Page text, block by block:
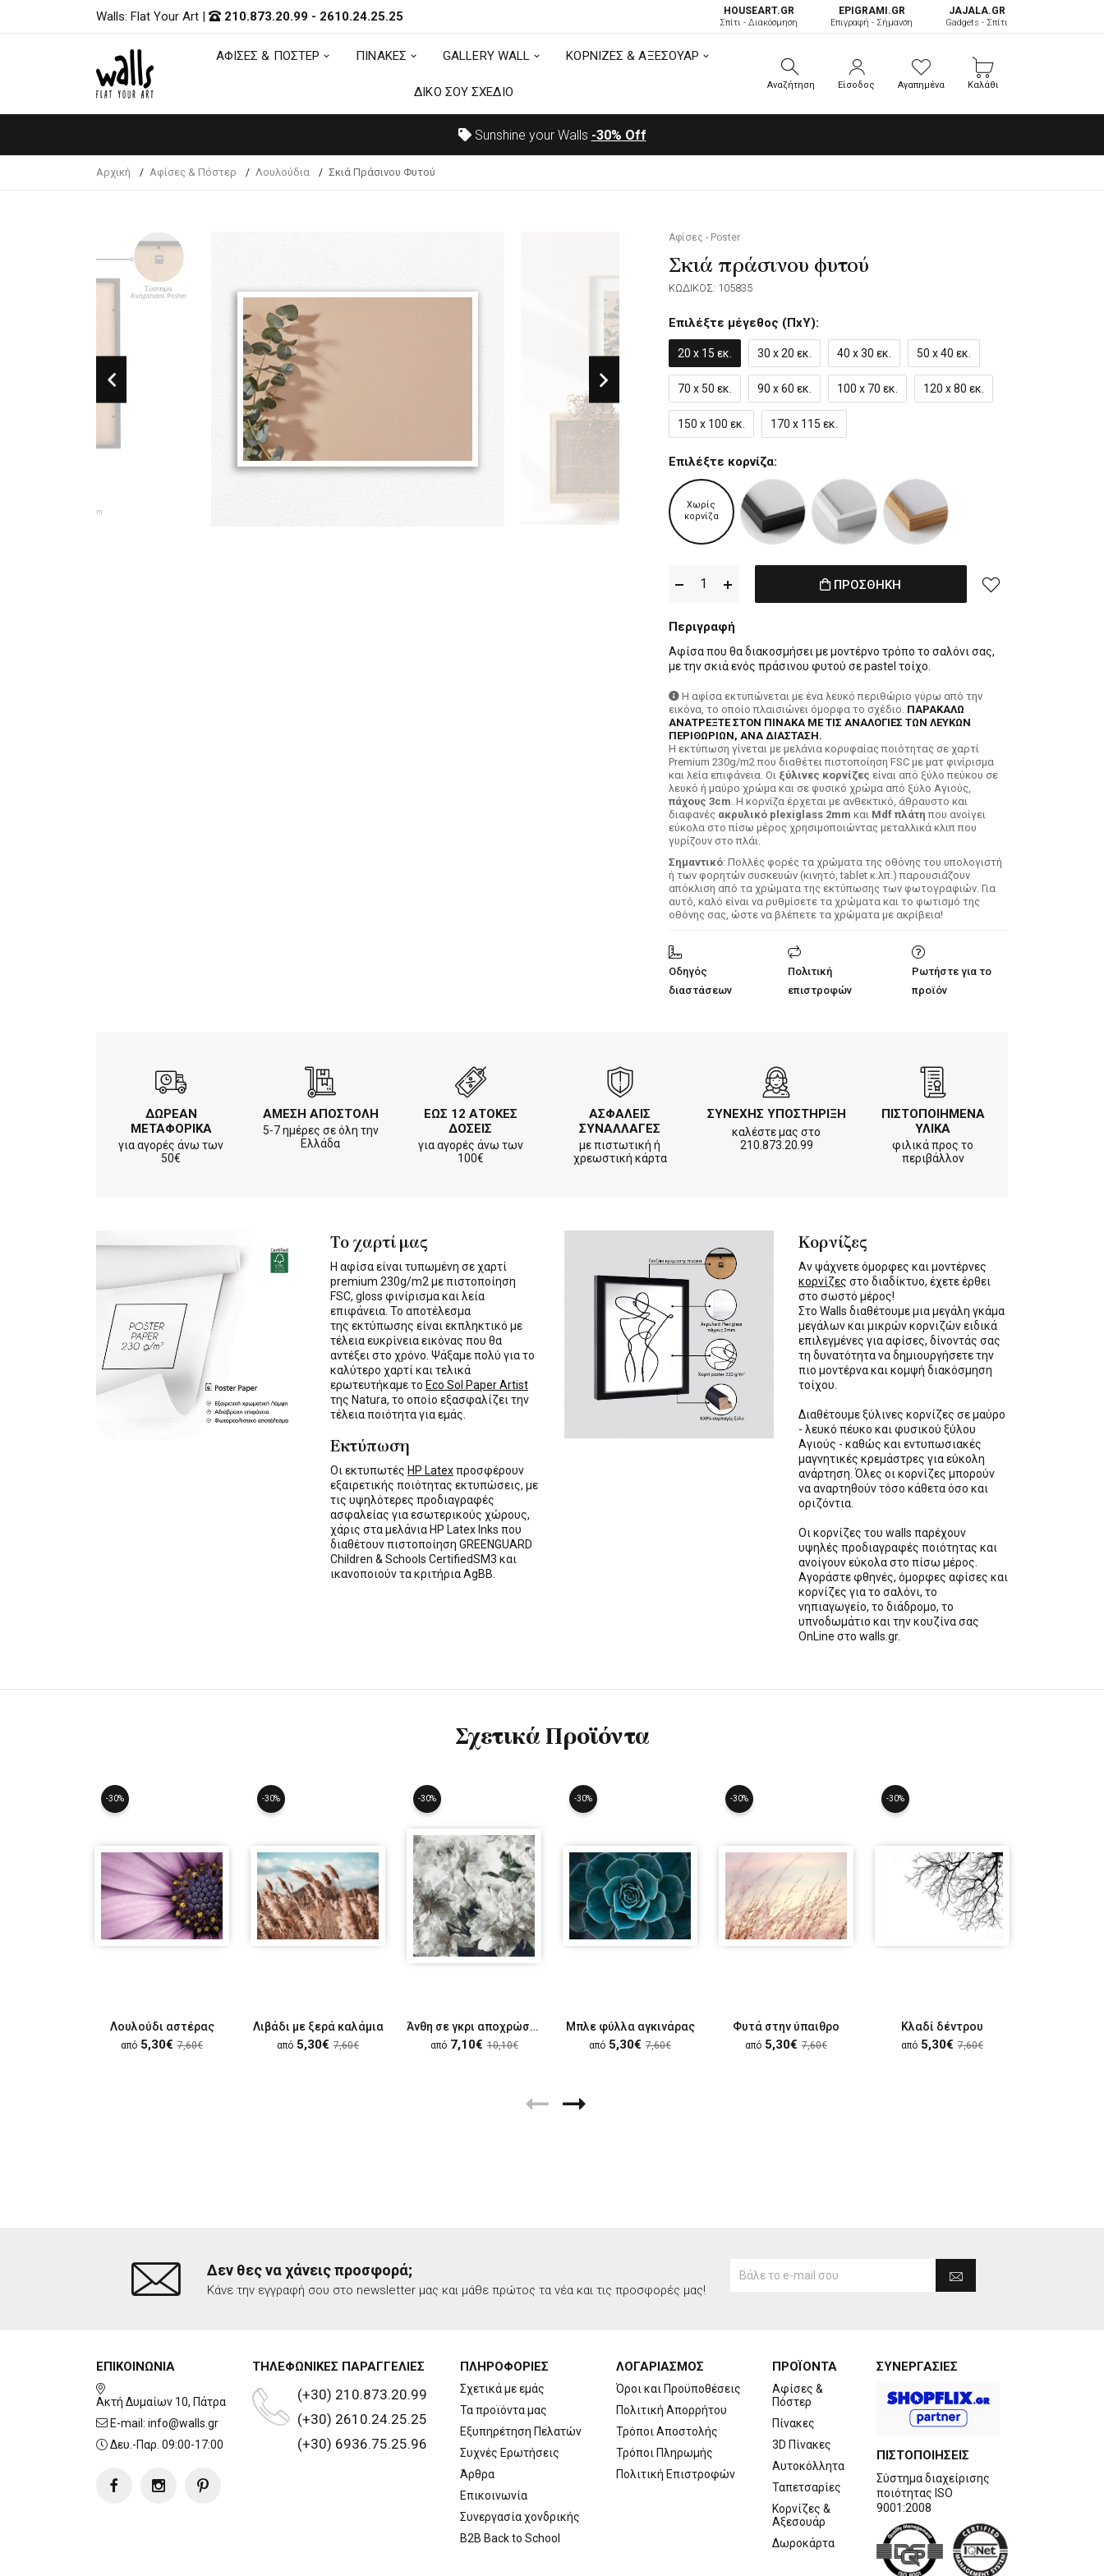
ΑΦΙΣΕΣ & ΠΟΣΤΕΡ ΠΙΝΑΚΕΣ
ΔΙΚΟ ΣΟΥ ΣΧΕΔΙΟ
Walls: Flat Your Art | 210.873.20.99 - 2610.24.25.25 HOUSEART.GR
Σπίτι - Διακόσμηση
ΕPIGRAMI.GR
Επιγραφή - Σήμανση
JAJALA.GR
Gadgets - Σπίτι
ΑΦΙΣΕΣ & ΠΟΣΤΕΡ ΠΙΝΑΚΕΣ GALLERY WALL ΚΟΡΝΙΖΕΣ & ΑΞΕΣΟΥΑΡ
ΔΙΚΟ ΣΟΥ ΣΧΕΔΙΟ Αναζήτηση Είσοδος Αγαπημένα Καλάθι
Sunshine your Walls -30% Off
Αρχική Αφίσες & Πόστερ Λουλούδια Σκιά Πράσινου Φυτού
Αφίσες - Poster
Σκιά πράσινου φυτού
ΚΩΔΙΚΟΣ: 105835
Επιλέξτε μέγεθος (ΠxΥ):
20 x 15 εκ. 30 x 20 εκ. 40 x 30 εκ. 50 x 40 εκ.
70 x 50 εκ. 90 x 60 εκ. 100 x 70 εκ. 120 x 80 εκ.
150 x 100 εκ. 170 x 115 εκ.
Επιλέξτε κορνίζα:
Χωρίς
κορνίζα
ΠΡΟΣΘΗΚΗ
Περιγραφή
Αφίσα που θα διακοσμήσει με μοντέρνο τρόπο το σαλόνι σας,
με την σκιά ενός πράσινου φυτού σε pastel τοίχο.
Η αφίσα εκτυπώνεται με ένα λευκό περιθώριο γύρω από την
εικόνα, το οποίο πλαισιώνει όμορφα το σχέδιο. ΠΑΡΑΚΑΛΩ
ΑΝΑΤΡΕΞΤΕ ΣΤΟΝ ΠΙΝΑΚΑ ΜΕ ΤΙΣ ΑΝΑΛΟΓΙΕΣ ΤΩΝ ΛΕΥΚΩΝ
ΠΕΡΙΘΩΡΙΩΝ, ΑΝΑ ΔΙΑΣΤΑΣΗ.
H εκτύπωση γίνεται με μελάνια κορυφαίας ποιότητας σε χαρτί
Premium 230g/m2 που διαθέτει πιστοποίηση FSC με ματ φινίρισμα
και λεία επιφάνεια. Οι ξύλινες κορνίζες είναι από ξύλο πεύκου σε
λευκό ή μαύρο χρώμα και σε φυσικό χρώμα από ξύλο Αγιούς,
πάχους 3cm. Η κορνίζα έρχεται με ανθεκτικό, άθραυστο και
διαφανές ακρυλικό plexiglass 2mm και Mdf πλάτη που ανοίγει
εύκολα στο πίσω μέρος χρησιμοποιώντας μεταλλικά κλιπ που
γυρίζουν στο πλάι.
Σημαντικό: Πολλές φορές τα χρώματα της οθόνης του υπολογιστή
ή των φορητών συσκευών (κινητό, tablet κ.λπ.) παρουσιάζουν
απόκλιση από τα χρώματα της εκτύπωσης των φωτογραφιών. Για
αυτό, καλό είναι να ρυθμίσετε τα χρώματα και το φωτισμό της
οθόνης σας, ώστε να βλέπετε τα χρώματα με ακρίβεια!
Οδηγός
διαστάσεων
Πολιτική
επιστροφών
Ρωτήστε για το
προϊόν
ΔΩΡΕΑΝ
ΜΕΤΑΦΟΡΙΚΑ
για αγορές άνω των
50€
ΑΜΕΣΗ ΑΠΟΣΤΟΛΗ
5-7 ημέρες σε όλη την
Ελλάδα
ΕΩΣ 12 ΑΤΟΚΕΣ
ΔΟΣΕΙΣ
για αγορές άνω των
100€
ΑΣΦΑΛΕΙΣ
ΣΥΝΑΛΛΑΓΕΣ
με πιστωτική ή
χρεωστική κάρτα
ΣΥΝΕΧΗΣ ΥΠΟΣΤΗΡΙΞΗ
καλέστε μας στο
210.873.20.99
ΠΙΣΤΟΠΟΙΗΜΕΝΑ
ΥΛΙΚΑ
φιλικά προς το
περιβάλλον
Το χαρτί μας
Η αφίσα είναι τυπωμένη σε χαρτί
premium 230g/m2 με πιστοποίηση
FSC, gloss φινίρισμα και λεία
επιφάνεια. Το αποτέλεσμα
της εκτύπωσης είναι εκπληκτικό με
τέλεια ευκρίνεια εικόνας που θα
αντέξει στο χρόνο. Ψάξαμε πολύ για το
καλύτερο χαρτί και τελικά
ερωτευτήκαμε το Eco Sol Paper Artist
της Natura, το οποίο εξασφαλίζει την
τέλεια ποιότητα για εμάς.
Εκτύπωση
Οι εκτυπωτές HP Latexπροσφέρουν
εξαιρετικής ποιότητας εκτυπώσεις, με
τις υψηλότερες προδιαγραφές
ασφαλείας για εσωτερικούς χώρους,
χάρις στα μελάνια HP Latex Inks που
διαθέτουν πιστοποίηση GREENGUARD
Children & Schools CertifiedSM3 και
ικανοποιούν τα κριτήρια AgBB.
Κορνίζες
Αν ψάχνετε όμορφες και μοντέρνες
κορνίζες στο διαδίκτυο, έχετε έρθει
στο σωστό μέρος!
Στο Walls διαθέτουμε μια μεγάλη γκάμα
μεγάλων και μικρών κορνιζών ειδικά
επιλεγμένες για αφίσες, δίνοντάς σας
τη δυνατότητα να δημιουργήσετε την
πιο μοντέρνα και κομψή διακόσμηση
τοίχου.
Διαθέτουμε ξύλινες κορνίζες σε μαύρο
- λευκό πέυκο και φυσικού ξύλου
Αγιούς - καθώς και εντυπωσιακές
μαγνητικές κρεμάστρες για εύκολη
ανάρτηση. Όλες οι κορνίζες μπορούν
να αναρτηθούν τόσο κάθετα όσο και
οριζόντια.
Οι κορνίζες του walls παρέχουν
υψηλές προδιαγραφές ποιότητας και
ανοίγουν εύκολα στο πίσω μέρος.
Αγοράστε φθηνές, όμορφες αφίσες και
κορνίζες για το σαλόνι, το
νηπιαγωγείο, το διάδρομο, το
υπνοδωμάτιο και την κουζίνα σας
OnLine στο walls.gr.
Σχετικά Προϊόντα
-30%
Λουλούδι αστέρας
από 5,30€ 7,60€
-30%
Λιβάδι με ξερά καλάμια
από 5,30€ 7,60€
-30%
Άνθη σε γκρι αποχρώσεις
από 7,10€ 10,10€
-30%
Μπλε φύλλα αγκινάρας
από 5,30€ 7,60€
-30%
Φυτά στην ύπαιθρο
από 5,30€ 7,60€
-30%
Κλαδί δέντρου
από 5,30€ 7,60€
Δεν θες να χάνεις προσφορά;
Κάνε την εγγραφή σου στο newsletter μας και μάθε πρώτος τα νέα και τις προσφορές μας!
ΕΠΙΚΟΙΝΩΝΙΑ
Ακτή Δυμαίων 10, Πάτρα
E-mail: info@walls.gr
Δευ.-Παρ. 09:00-17:00
ΤΗΛΕΦΩΝΙΚΕΣ ΠΑΡΑΓΓΕΛΙΕΣ
(+30) 210.873.20.99
(+30) 2610.24.25.25
(+30) 6936.75.25.96
ΠΛΗΡΟΦΟΡΙΕΣ
Σχετικά με εμάς
Τα προϊόντα μας
Εξυπηρέτηση Πελατών
Συχνές Ερωτήσεις
Άρθρα
Επικοινωνία
Συνεργασία χονδρικής
B2B Back to School
ΛΟΓΑΡΙΑΣΜΟΣ
Όροι και Προϋποθέσεις
Πολιτική Απορρήτου
Τρόποι Αποστολής
Τρόποι Πληρωμής
Πολιτική Επιστροφών
ΠΡΟΪΟΝΤΑ
Αφίσες &
Πόστερ
Πίνακες
3D Πίνακες
Αυτοκόλλητα
Ταπετσαρίες
Κορνίζες &
Αξεσουάρ
Δωροκάρτα
ΣΥΝΕΡΓΑΣΙΕΣ
ΠΙΣΤΟΠΟΙΗΣΕΙΣ
Σύστημα διαχείρισης
ποιότητας ISO
9001:2008